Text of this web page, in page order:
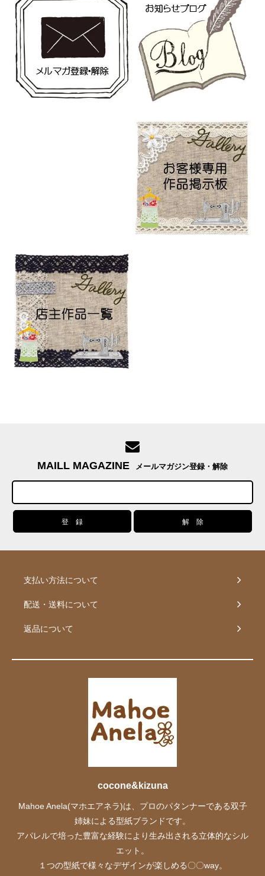
MAILL MAGAZINE メールマガジン登録・解除
支払い方法について
配送・送料について
返品について
cocone&kizuna
Mahoe Anela(マホエアネラ)は、プロのパタンナーである双子
姉妹による型紙ブランドです。
アパレルで培った豊富な経験により生み出される立体的なシル
エット。
１つの型紙で様々なデザインが楽しめる〇〇way。